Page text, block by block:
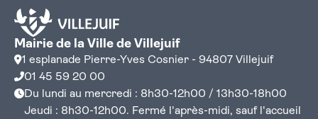
Mairie de la Ville de Villejuif
1 esplanade Pierre-Yves Cosnier - 94807 Villejuif
01 45 59 20 00
Du lundi au mercredi : 8h30-12h00 / 13h30-18h00
Jeudi : 8h30-12h00. Fermé l'après-midi, sauf l'accueil